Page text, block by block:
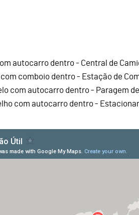
autocarro dentro - Central de
comboio dentro - Estação de
com autocarro dentro - Paragem
com autocarro dentro -